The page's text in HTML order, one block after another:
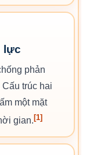
lực
phản
trúc hai
một mặt
gian. [1]